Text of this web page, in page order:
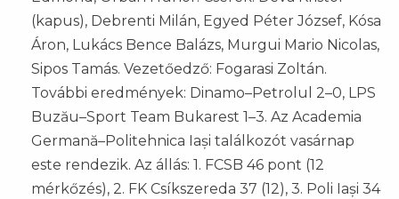
(kapus), Debrenti Milán, Egyed Péter József, Kósa
Áron, Lukács Bence Balázs, Murgui Mario Nicolas,
Sipos Tamás. Vezetőedző: Fogarasi Zoltán.
További eredmények: Dinamo–Petrolul 2–0, LPS
Buzău–Sport Team Bukarest 1–3. Az Academia
Germană–Politehnica Iași találkozót vasárnap
este rendezik. Az állás: 1. FCSB 46 pont (12
mérkőzés), 2. FK Csíkszereda 37 (12), 3. Poli Iași 34